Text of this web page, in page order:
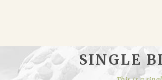
SINGLE